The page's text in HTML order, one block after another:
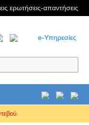
ερωτήσεις-απαντήσεις
e-Υπηρεσίες